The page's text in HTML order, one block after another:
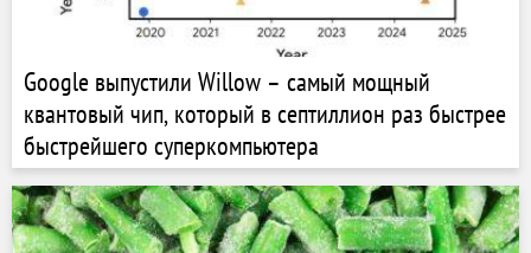
Google выпустили Willow – самый мощный
квантовый чип, который в септиллион раз быстрее
быстрейшего суперкомпьютера